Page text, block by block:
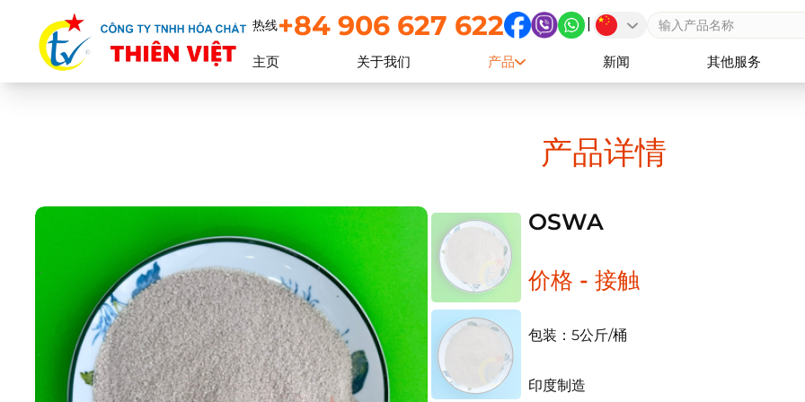
热线+84 906 627 622 |
主页 关于我们 产品 新闻 其他服务
产品详情
OSWA
价格 - 接触
包装：5公斤/桶
印度制造